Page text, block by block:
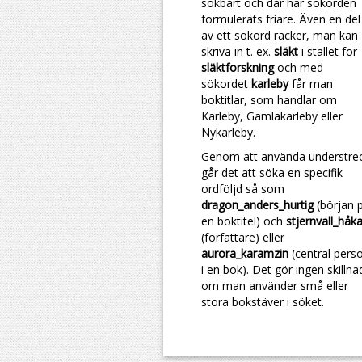
formulerats friare. Även en del
av ett sökord räcker, man kan
skriva in t. ex. släkt i stället för
släktforskningoch med
sökordet karlebyfår man
boktitlar, som handlar om
Karleby, Gamlakarleby eller
Nykarleby.
Genom att använda
går det att söka en specifik
ordföljd så som
dragon_anders_hurtig(början
en boktitel) och
(författare) eller
aurora_karamzin (central
i en bok). Det gör ingen
om man använder små eller
stora bokstäver i söket.